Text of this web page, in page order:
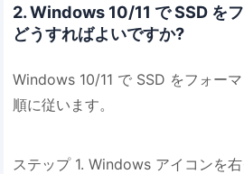
2. Windows 10/11 で SSD を
どうすればよいですか?
Windows 10/11 で SSD をフォー
順に従います。
ステップ 1. Windows アイコンを